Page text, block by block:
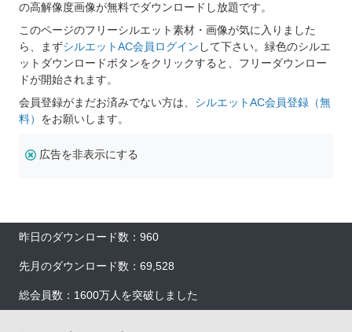
の高解像度画像が無料でダウンロードし放題です。
このページのフリーシルエット素材・画像が気に入りました
ら、まずシルエットAC会員ログイン して下さい。緑色のシルエ
ットダウンロードボタンをクリックすると、フリーダウンロー
ドが開始されます。
会員登録がまだお済みでない方は、 シルエットAC会員登録（無
料） をお願いします。
広告を非表示にする
昨日のダウンロード数：960
先月のダウンロード数：69,528
総会員数：1600万人を突破しました